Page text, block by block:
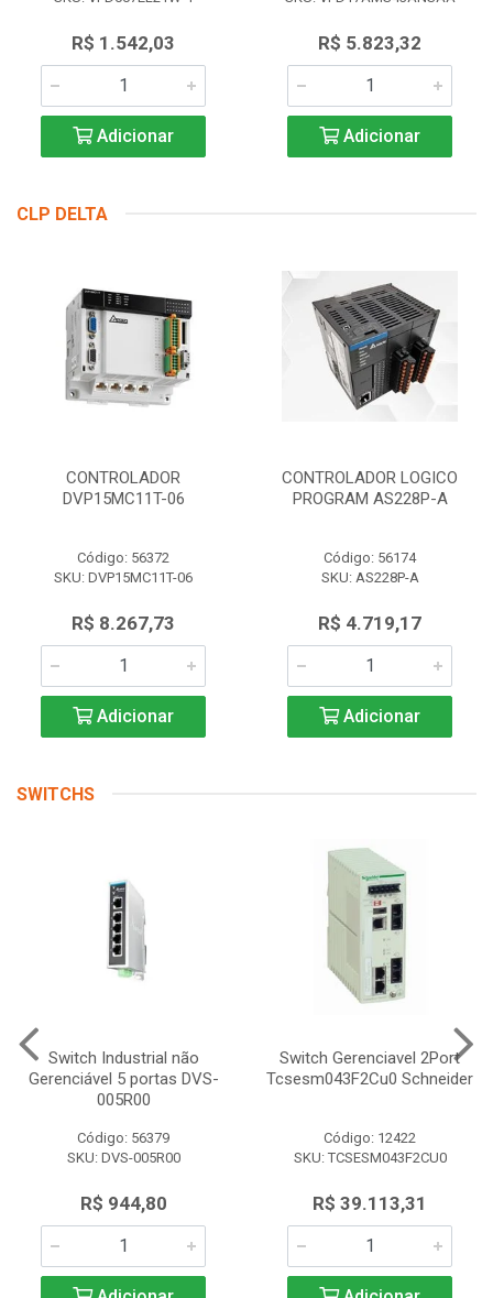
R$ 1.542,03
Adicionar
R$ 5.823,32
Adicionar
CLP DELTA
CONTROLADOR
DVP15MC11T-06
Código: 56372
SKU: DVP15MC11T-06
R$ 8.267,73
Adicionar
CONTROLADOR LOGICO
PROGRAM AS228P-A
Código: 56174
SKU: AS228P-A
R$ 4.719,17
Adicionar
SWITCHS
Switch Industrial não
Gerenciável 5 portas DVS-
005R00
Código: 56379
SKU: DVS-005R00
R$ 944,80
Switch Gerenciavel 2Port
Tcsesm043F2Cu0 Schneider
Código: 12422
SKU: TCSESM043F2CU0
R$ 39.113,31